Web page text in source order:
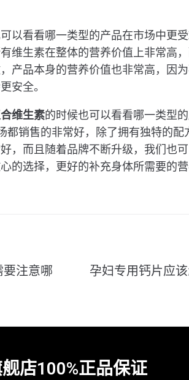
以看看哪一类型的产品在市场中更
维生素在整体的营养价值上非常高，
产品本身的营养价值也非常高，因
安全。
维生素的时候也可以看看哪一类型
都销售的非常好，除了拥有独特的配
，而且随着品牌不断升级，我们也
的选择，更好的补充身体所需要的营
注意哪
孕妇专用钙片应
店100%正品保证